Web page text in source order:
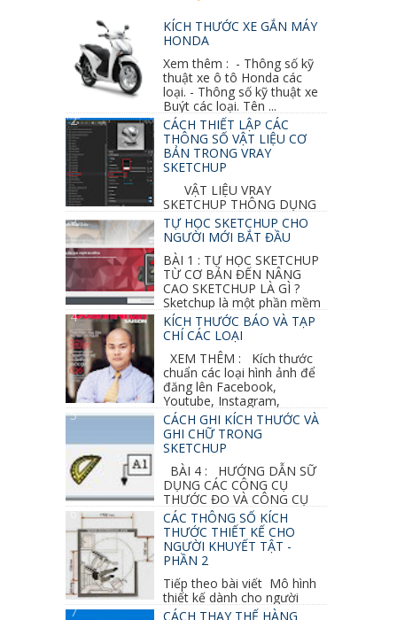
KÍCH THƯỚC XE GẮN MÁY
HONDA
Xem thêm : - Thông số kỹ
thuật xe ô tô Honda các
loại. - Thông số kỹ thuật xe
Buýt các loại. Tên ...
CÁCH THIẾT LẬP CÁC
THÔNG SỐ VẬT LIỆU CƠ
BẢN TRONG VRAY
SKETCHUP
VẬT LIỆU VRAY
SKETCHUP THÔNG DỤNG
NHẤT 1. VẬT LIỆU VRAY INOX BÓNG: ●
Diffuse : đen ● Reflection color ...
TỰ HỌC SKETCHUP CHO
NGƯỜI MỚI BẮT ĐẦU
BÀI 1 : TỰ HỌC SKETCHUP
TỪ CƠ BẢN ĐẾN NÂNG
CAO SKETCHUP LÀ GÌ ?
Sketchup là một phần mềm
vẽ 3d của Google, nó khá dễ sữ...
KÍCH THƯỚC BÁO VÀ TẠP
CHÍ CÁC LOẠI
XEM THÊM : Kích thước
chuẩn các loại hình ảnh để
đăng lên Facebook,
Youtube, Instagram,
Linkedin, Pinterest...CÁCH GHI KÍCH THƯỚC VÀ
GHI CHỮ TRONG
SKETCHUP
BÀI 4 : HƯỚNG DẪN SỮ
DỤNG CÁC CÔNG CỤ
THƯỚC ĐO VÀ CÔNG CỤ
GHI CHỮ 2D, 3D TRONG SKETCHUP Ở bài
học trước ta đã...
CÁC THÔNG SỐ KÍCH
THƯỚC THIẾT KẾ CHO
NGƯỜI KHUYẾT TẬT -
PHẦN 2
Tiếp theo bài viết Mô hình
thiết kế dành cho người
khuyết tật ở phần 1 chúng ta cùng tìm hiểu
CÁCH THAY THẾ HÀNG